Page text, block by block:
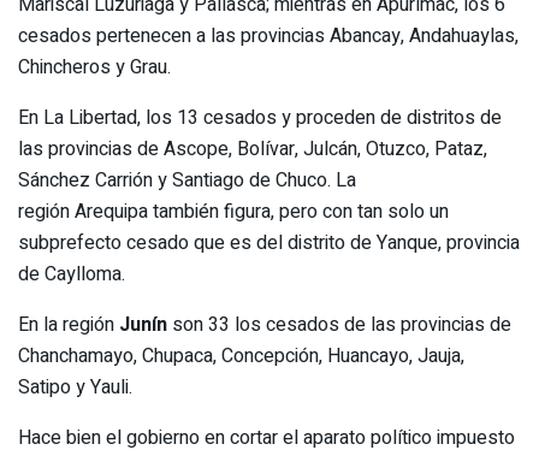
cesados pertenecen a las provincias Abancay, Andahuaylas,
Chincheros y Grau.
En La Libertad, los 13 cesados y proceden de distritos de
las provincias de Ascope, Bolívar, Julcán, Otuzco, Pataz,
Sánchez Carrión y Santiago de Chuco. La
región Arequipa también figura, pero con tan solo un
subprefecto cesado que es del distrito de Yanque, provincia
de Caylloma.
En la región Junín son 33 los cesados de las provincias de
Chanchamayo, Chupaca, Concepción, Huancayo, Jauja,
Satipo y Yauli.
Hace bien el gobierno en cortar el aparato político impuesto